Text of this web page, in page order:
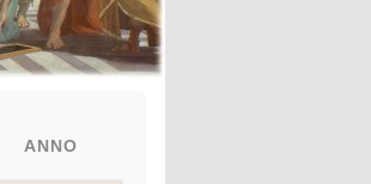
ANNO